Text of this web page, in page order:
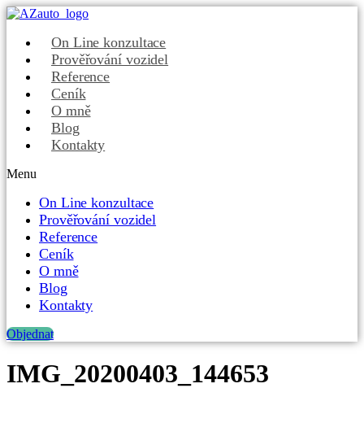
On Line konzultace
Prověřování vozidel
Reference
Ceník
O mně
Blog
Kontakty
Menu
On Line konzultace
Prověřování vozidel
Reference
Ceník
O mně
Blog
Kontakty
Objednat
IMG_20200403_144653